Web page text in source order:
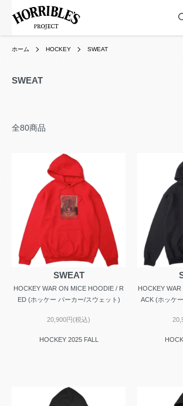
ホーム HOCKEY SWEAT
SWEAT
全80商品
SWEAT
HOCKEY WAR ON MICE HOODIE / R
ED (ホッケー パーカー/スウェット)
20,900円(税込)
HOCKEY 2025 FALL
HOCKEY WAR
ACK (ホッケ